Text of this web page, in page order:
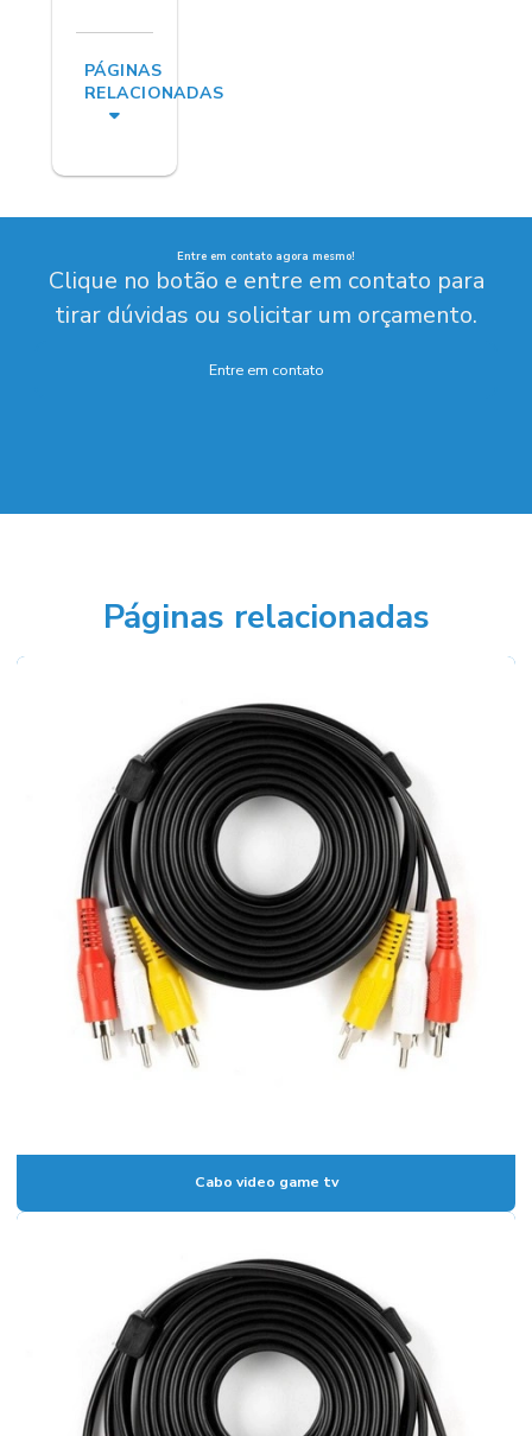
PÁGINAS
RELACIONADAS
Entre em contato agora mesmo!
Clique no botão e entre em contato para
tirar dúvidas ou solicitar um orçamento.
Entre em contato
Páginas relacionadas
Cabo video game tv